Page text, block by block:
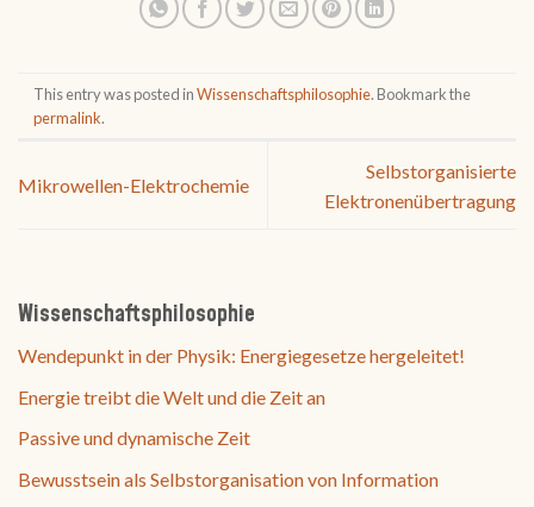
Wissenschaftsphilosophie
Wendepunkt in der Physik: Energiegesetze hergeleitet!
Energie treibt die Welt und die Zeit an
Passive und dynamische Zeit
Bewusstsein als Selbstorganisation von Information
This entry was posted inWissenschaftsphilosophie. Bookmark the
permalink.
Mikrowellen-Elektrochemie
Selbstorganisierte
Elektronenübertragung